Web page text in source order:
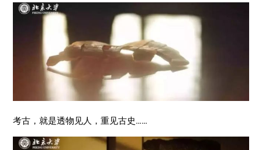
考古，就是透物见人，重见古史……